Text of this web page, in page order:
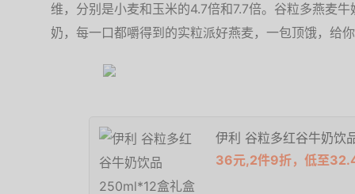
维，分别是小麦和玉米的4.7倍和7.7倍。谷粒多燕麦
奶，每一口都嚼得到的实粒派好燕麦，一包顶饿，给
伊利 谷粒多红谷牛奶饮
36元,2件9折，低至